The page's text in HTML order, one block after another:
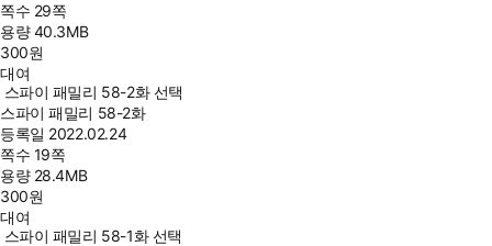
쪽수 29쪽
용량40.3MB
300원
대여
스파이 패밀리 58-2화 선택
스파이 패밀리 58-2화
등록일 2022.02.24
쪽수 19쪽
용량 28.4MB
300원
대여
스파이 패밀리 58-1화 선택